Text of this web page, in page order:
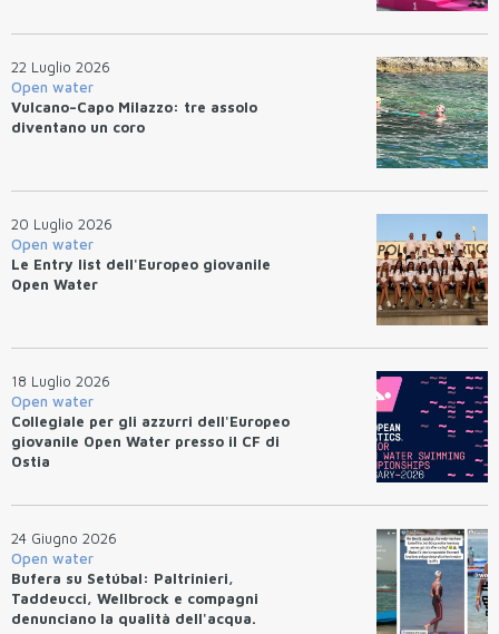
22 Luglio 2026
Open water
Vulcano–Capo Milazzo: tre assolo
diventano un coro
20 Luglio 2026
Open water
Le Entry list dell'Europeo giovanile
Open Water
18 Luglio 2026
Open water
Collegiale per gli azzurri dell'Europeo
giovanile Open Water presso il CF di
Ostia
24 Giugno 2026
Open water
Bufera su Setúbal: Paltrinieri,
Taddeucci, Wellbrock e compagni
denunciano la qualità dell'acqua.